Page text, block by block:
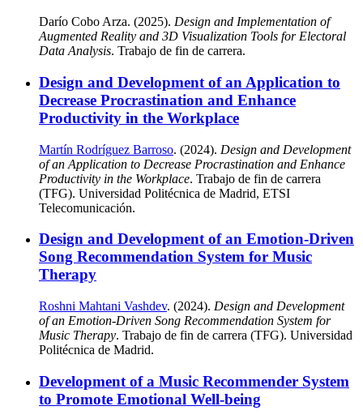
Darío Cobo Arza. (2025). Design and Implementation of
Augmented Reality and 3D Visualization Tools for Electoral
Data Analysis. Trabajo de fin de carrera.
Design and Development of an Application to
Decrease Procrastination and Enhance
Productivity in the Workplace
Martín Rodríguez Barroso. (2024). Design and Development
of an Application to Decrease Procrastination and Enhance
Productivity in the Workplace. Trabajo de fin de carrera
(TFG). Universidad Politécnica de Madrid, ETSI
Telecomunicación.
Design and Development of an Emotion-Driven
Song Recommendation System for Music
Therapy
Roshni Mahtani Vashdev. (2024). Design and Development
of an Emotion-Driven Song Recommendation System for
Music Therapy. Trabajo de fin de carrera (TFG). Universidad
Politécnica de Madrid.
Development of a Music Recommender System
to Promote Emotional Well-being